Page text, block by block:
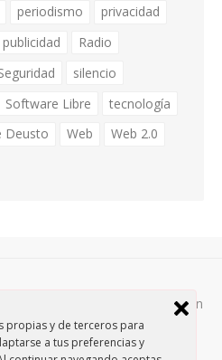
propias y de terceros para
a tus preferencias y
periodismo
privacidad
publicidad
Radio
silencio
Software Libre
tecnología
Deusto Web
Web 2.0
contenidos de esta página están
Creative Commons Attribution-
3.0. / Política de privacidad